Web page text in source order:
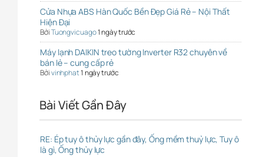
Cửa Nhựa ABS Hàn Quốc Bền Đẹp Giá Rẻ – Nội Thất
Hiện Đại
BởiTuongvicuago1 ngày trước
Máy lạnh DAIKIN treo tường Inverter R32 chuyên về
bán lẻ – cung cấp rẻ
Bởivinhphat1 ngày trước
Bài Viết Gần Đây
RE: Ép tuy ô thủy lực gần đây, Ống mềm thuỷ lực, Tuy ô
là gì, Ống thủy lực